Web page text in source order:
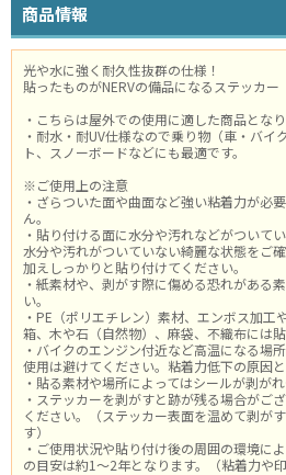
商品情報
光や水に強く耐久性抜群の仕様！
貼ったものがNERVの備品になるステッカー
・こちらは屋外での使用に適した商品となり
・耐水・耐UV仕様なので乗り物（車・バイ
ト、スノーボードなどにも最適です。
※ご使用上の注意
・ざらついた面や曲面など強い粘着力が必
ん。
・貼り付ける面に水分や汚れなどがついて
水分や汚れがついていない綺麗な状態をご
加えしっかりと貼り付けてください。
・紙素材や、剥がす際に傷める恐れがある
い。
・PE（ポリエチレン）素材、エンボス加工
箱、木や石（自然物）、麻袋、不織布には
・バイクのエンジン付近など高温になる場
使用は避けてください。粘着力低下の原因と
・貼る素材や場所によってはシールが剥が
・ステッカーを剥がすと跡が残る場合がご
ください。（ステッカー表面を温めて剥が
す）
・ご使用状況や貼り付け後の周囲の環境に
の目安は約1～2年となります。（粘着力や印